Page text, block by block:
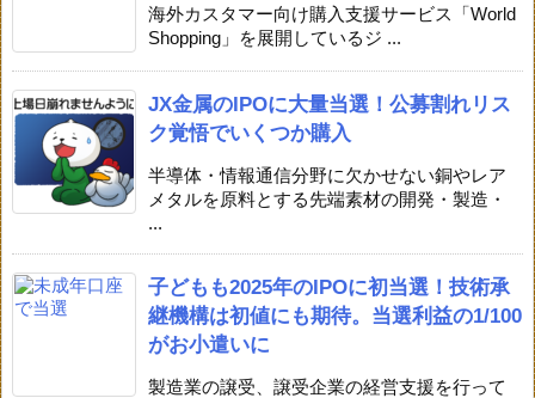
海外カスタマー向け購入支援サービス「World
Shopping」を展開しているジ ...
JX金属のIPOに大量当選！公募割れリス
ク覚悟でいくつか購入
半導体・情報通信分野に欠かせない銅やレア
メタルを原料とする先端素材の開発・製造・
...
子どもも2025年のIPOに初当選！技術承
継機構は初値にも期待。当選利益の1/100
がお小遣いに
製造業の譲受、譲受企業の経営支援を行って